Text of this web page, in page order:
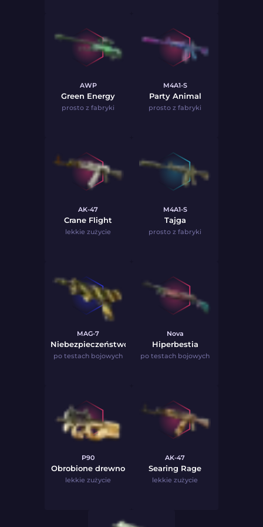
AWP
Green Energy
prosto z fabryki
M4A1-S
Party Animal
prosto z fabryki
AK-47
Crane Flight
lekkie zużycie
M4A1-S
Tajga
prosto z fabryki
MAG-7
Niebezpieczeństwo
po testach bojowych
Nova
Hiperbestia
po testach bojowych
P90
Obrobione drewno
lekkie zużycie
AK-47
Searing Rage
lekkie zużycie